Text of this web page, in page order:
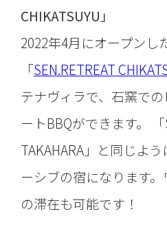
CHIKATSUYU」
2022年4月にオープンし
「SEN.RETREAT
テナヴィラで、石窯で
ートBBQができます。 「
TAKAHARA」と同じよ
ーシブの宿になります
の滞在も可能です！